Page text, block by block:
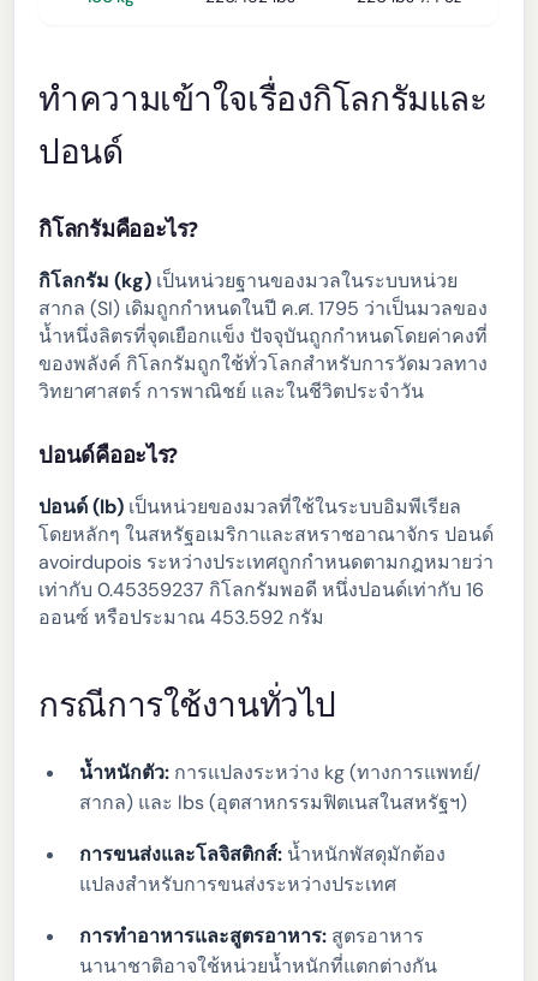
ทำความเข้าใจเรื่องกิโลกรัมและ
ปอนด์
กิโลกรัมคืออะไร?
กิโลกรัม (kg) เป็นหน่วยฐานของมวลในระบบหน่วย
สากล (SI) เดิมถูกกำหนดในปี ค.ศ. 1795 ว่าเป็นมวลของ
น้ำหนึ่งลิตรที่จุดเยือกแข็ง ปัจจุบันถูกกำหนดโดยค่าคงที่
ของพลังค์ กิโลกรัมถูกใช้ทั่วโลกสำหรับการวัดมวลทาง
วิทยาศาสตร์ การพาณิชย์ และในชีวิตประจำวัน
ปอนด์คืออะไร?
ปอนด์ (lb) เป็นหน่วยของมวลที่ใช้ในระบบอิมพีเรียล
โดยหลักๆ ในสหรัฐอเมริกาและสหราชอาณาจักร ปอนด์
avoirdupois ระหว่างประเทศถูกกำหนดตามกฎหมายว่า
เท่ากับ 0.45359237 กิโลกรัมพอดี หนึ่งปอนด์เท่ากับ 16
ออนซ์ หรือประมาณ 453.592 กรัม
กรณีการใช้งานทั่วไป
น้ำหนักตัว: การแปลงระหว่าง kg (ทางการแพทย์/
สากล) และ lbs (อุตสาหกรรมฟิตเนสในสหรัฐฯ)
การขนส่งและโลจิสติกส์: น้ำหนักพัสดุมักต้อง
แปลงสำหรับการขนส่งระหว่างประเทศ
การทำอาหารและสูตรอาหาร: สูตรอาหาร
นานาชาติอาจใช้หน่วยน้ำหนักที่แตกต่างกัน